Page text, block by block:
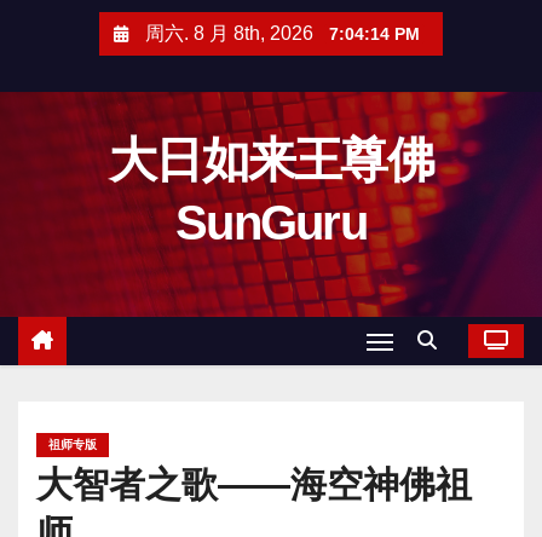
周六. 8 月 8th, 2026 7:04:15 PM
大日如来王尊佛
SunGuru
祖师专版
大智者之歌——海空神佛祖